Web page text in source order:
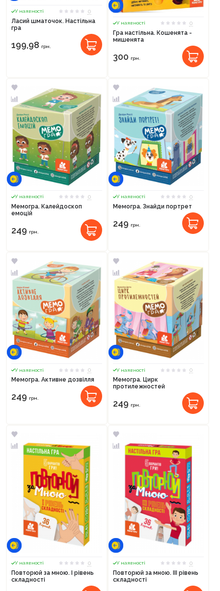
У наявності
0
Ласий шматочок. Настільна
гра
199,98 грн.
У наявності
0
Гра настільна. Кошенята -
мишенята
300 грн.
У наявності
0
Мемогра. Калейдоскоп
емоцій
249 грн.
У наявності
0
Мемогра. Знайди портрет
249 грн.
У наявності
0
Мемогра. Активне дозвілля
249 грн.
У наявності
0
Мемогра. Цирк
протилежностей
249 грн.
У наявності
0
Повторюй за мною. I рівень
складності
У наявності
0
Повторюй за мною. III рівень
складності